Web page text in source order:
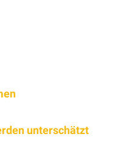
unterschätzt